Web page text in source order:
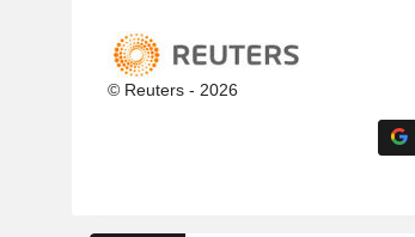
© Reuters - 2026